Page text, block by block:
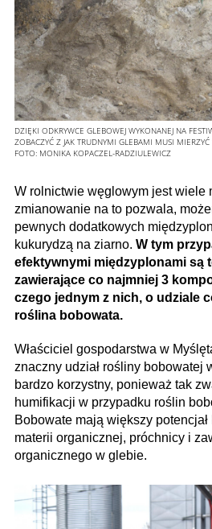
DZIĘKI ODKRYWCE GLEBOWEJ WYKONANEJ NA
ZOBACZYĆ Z JAK TRUDNYMI GLEBAMI MUSI
FOTO: MONIKA KOPACZEL-RADZIULEWICZ
W rolnictwie węglowym jest wiele
zmianowanie na to pozwala,
pewnych dodatkowych
kukurydzą na ziarno. W tym
efektywnymi międzyplonami są
zawierające co najmniej 3
czego jednym z nich, o udziale
roślina bobowata.
Właściciel gospodarstwa w
znaczny udział rośliny bobowatej
bardzo korzystny, ponieważ tak
humifikacji w przypadku roślin
Bobowate mają większy
materii organicznej, próchnicy i
organicznego w glebie.